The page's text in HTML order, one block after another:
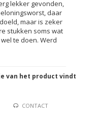
lekker gevonden,
daar
maar is zeker
stukken soms wat
te doen. Werd
van het product vindt
CONTACT